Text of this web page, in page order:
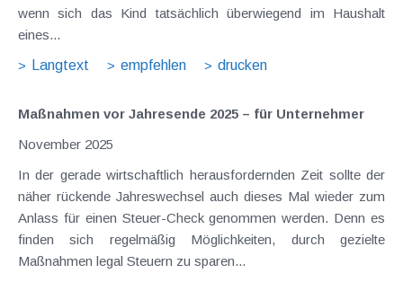
wenn sich das Kind tatsächlich überwiegend im Haushalt
eines...
Langtext
empfehlen drucken
Maßnahmen vor Jahresende 2025 – für Unternehmer
November 2025
In der gerade wirtschaftlich herausfordernden Zeit sollte der
näher rückende Jahreswechsel auch dieses Mal wieder zum
Anlass für einen Steuer-Check genommen werden. Denn es
finden sich regelmäßig Möglichkeiten, durch gezielte
Maßnahmen legal Steuern zu sparen...